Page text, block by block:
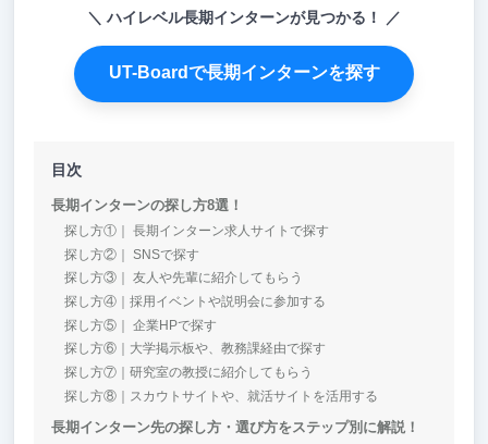
ハイレベル長期インターンが見つかる！
UT-Boardで長期インターンを探す
目次
長期インターンの探し方8選！
探し方①｜ 長期インターン求人サイトで探す
探し方②｜ SNSで探す
探し方③｜ 友人や先輩に紹介してもらう
探し方④｜採用イベントや説明会に参加する
探し方⑤｜ 企業HPで探す
探し方⑥｜大学掲示板や、教務課経由で探す
探し方⑦｜研究室の教授に紹介してもらう
探し方⑧｜スカウトサイトや、就活サイトを活用する
長期インターン先の探し方・選び方をステップ別に解説！